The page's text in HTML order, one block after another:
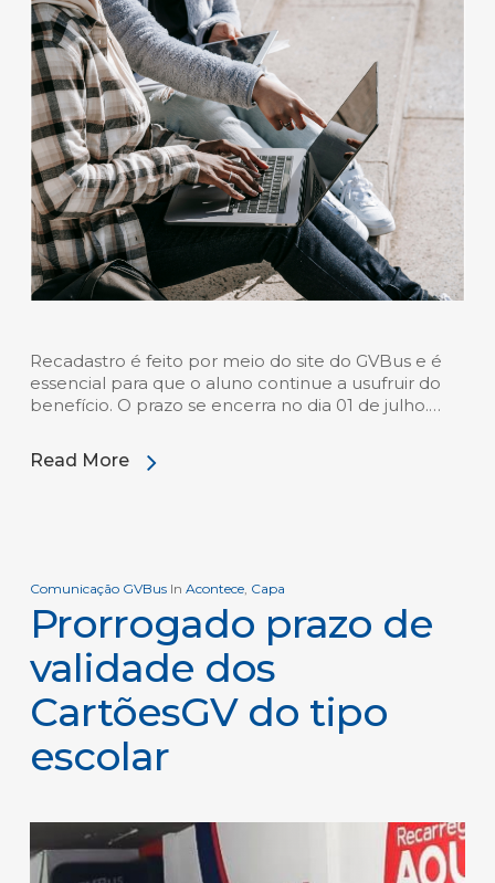
Recadastro é feito por meio do site do GVBus e é
essencial para que o aluno continue a usufruir do
benefício. O prazo se encerra no dia 01 de julho.…
Read More
Comunicação GVBus In Acontece, Capa
Prorrogado prazo de
validade dos
CartõesGV do tipo
escolar